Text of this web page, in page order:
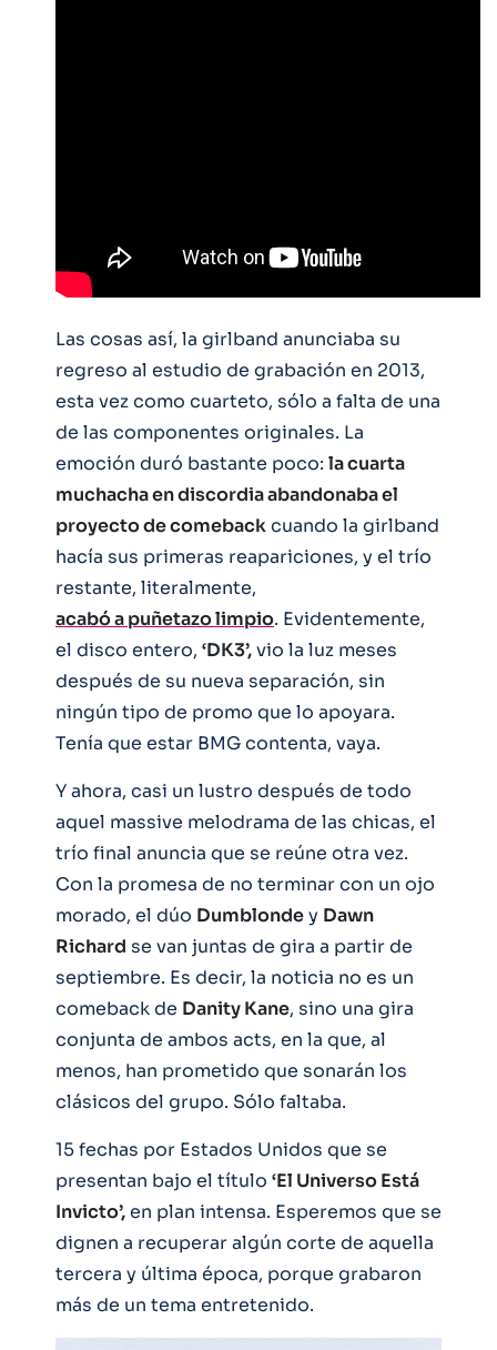
Las cosas así, la girlband anunciaba su
regreso al estudio de grabación en 2013,
esta vez como cuarteto, sólo a falta de una
de las componentes originales. La
emoción duró bastante poco: la cuarta
muchacha en discordia abandonaba el
proyecto de comebackcuando la girlband
hacía sus primeras reapariciones, y el trío
restante, literalmente,
acabó a puñetazo limpio. Evidentemente,
el disco entero, ‘DK3’,vio la luz meses
después de su nueva separación, sin
ningún tipo de promo que lo apoyara.
Tenía que estar BMG contenta, vaya.
Y ahora, casi un lustro después de todo
aquel massive melodrama de las chicas, el
trío final anuncia que se reúne otra vez.
Con la promesa de no terminar con un ojo
morado, el dúo Dumblondey Dawn
Richard se van juntas de gira a partir de
septiembre. Es decir, la noticia no es un
comeback de Danity Kane, sino una gira
conjunta de ambos acts, en la que, al
menos, han prometido que sonarán los
clásicos del grupo. Sólo faltaba.
15 fechas por Estados Unidos que se
presentan bajo el título ‘El Universo Está
Invicto’,en plan intensa. Esperemos que se
dignen a recuperar algún corte de aquella
tercera y última época, porque grabaron
más de un tema entretenido.